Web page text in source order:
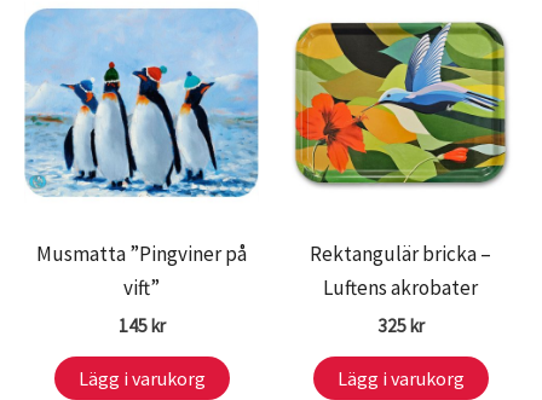
Musmatta ”Pingviner på
vift”
145 kr
Lägg i varukorg
Rektangulär bricka –
Luftens akrobater
325 kr
Lägg i varukorg